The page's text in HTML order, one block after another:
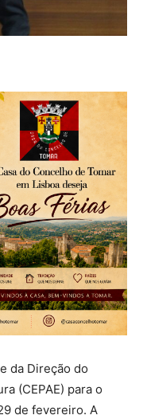
da Direção do
(CEPAE) para o
de fevereiro. A